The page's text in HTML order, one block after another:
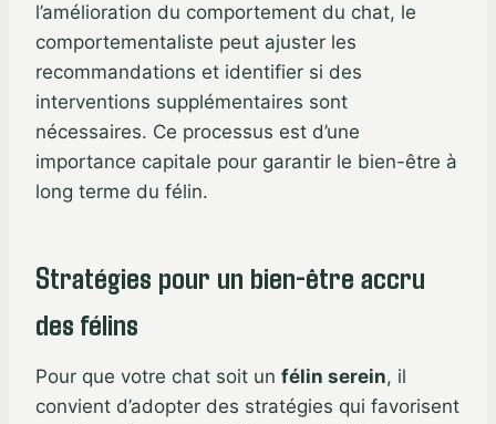
l’amélioration du comportement du chat, le
comportementaliste peut ajuster les
recommandations et identifier si des
interventions supplémentaires sont
nécessaires. Ce processus est d’une
importance capitale pour garantir le bien-être à
long terme du félin.
Stratégies pour un bien-être accru
des félins
Pour que votre chat soit un félin serein, il
convient d’adopter des stratégies qui favorisent